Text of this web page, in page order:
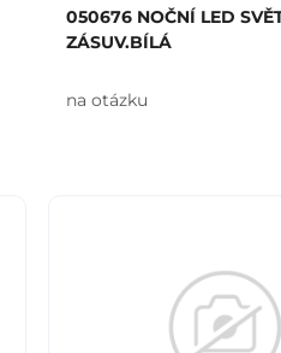
050676 NOČNÍ LED
ZÁSUV.BÍLÁ
na otázku